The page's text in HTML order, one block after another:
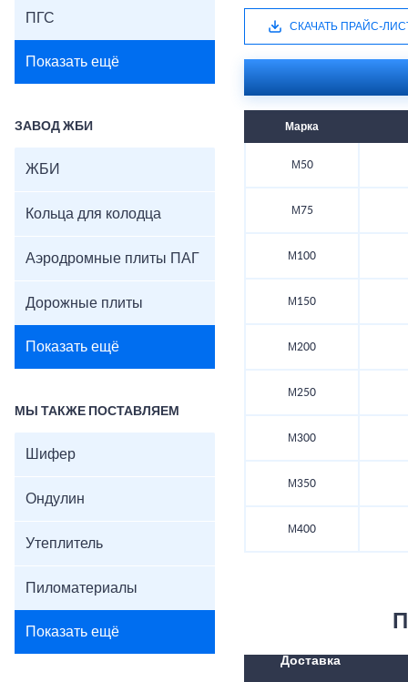
ПГС
Показать ещё
ЗАВОД ЖБИ
ЖБИ
Кольца для колодца
Аэродромные плиты ПАГ
Дорожные плиты
Показать ещё
МЫ ТАКЖЕ ПОСТАВЛЯЕМ
Шифер
Ондулин
Утеплитель
Пиломатериалы
Показать ещё
СКАЧАТЬ ПРАЙС-
Марка
М50
М75
М100
М150
М200
М250
М300
М350
М400
Доставка